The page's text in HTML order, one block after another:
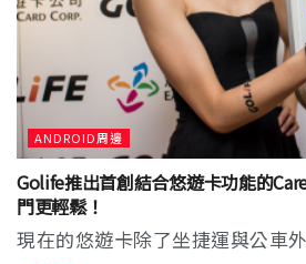
ANDROID周邊
Golife推出首創結合悠遊卡功能的
門更輕鬆！
現在的悠遊卡除了坐捷運與公車